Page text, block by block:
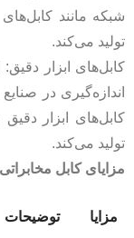
تولید می‌کند.
کابل‌های ابزار
اندازه‌گیری در
کابل‌های ابزار دقیق
تولید می‌کند.
مزایای کابل
مزایا توضیحات